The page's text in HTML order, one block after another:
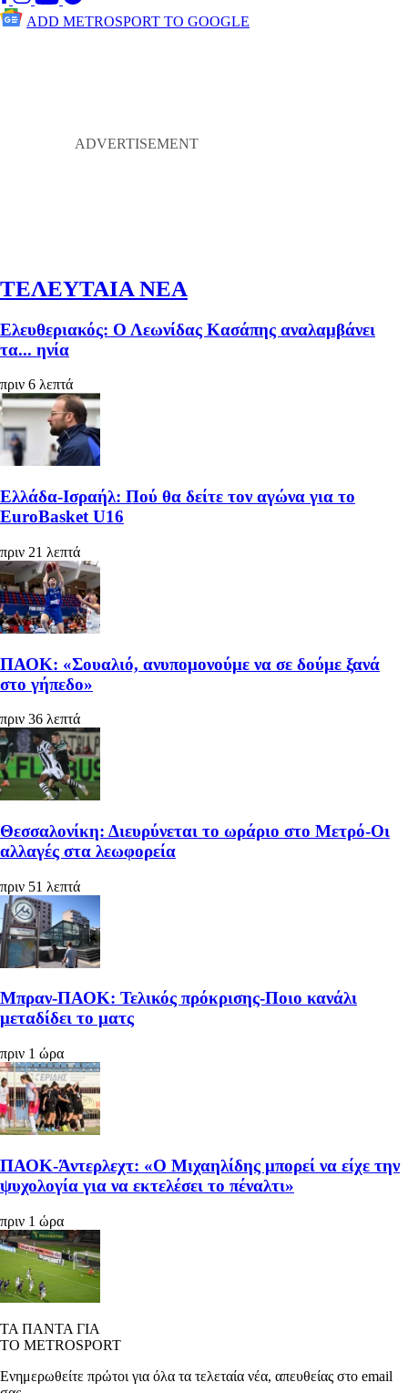
ADD METROSPORT TO GOOGLE
ΤΕΛΕΥΤΑΙΑ ΝΕΑ
Ελευθεριακός: Ο Λεωνίδας Κασάπης αναλαμβάνει
τα... ηνία
πριν 6 λεπτά
Ελλάδα-Ισραήλ: Πού θα δείτε τον αγώνα για το
EuroBasket U16
πριν 21 λεπτά
ΠΑΟΚ: «Σουαλιό, ανυπομονούμε να σε δούμε ξανά
στο γήπεδο»
πριν 36 λεπτά
Θεσσαλονίκη: Διευρύνεται το ωράριο στο Μετρό-Οι
αλλαγές στα λεωφορεία
πριν 51 λεπτά
Μπραν-ΠΑΟΚ: Τελικός πρόκρισης-Ποιο κανάλι
μεταδίδει το ματς
πριν 1 ώρα
ΠΑΟΚ-Άντερλεχτ: «Ο Μιχαηλίδης μπορεί να είχε την
ψυχολογία για να εκτελέσει το πέναλτι»
πριν 1 ώρα
ΤΑ ΠΑΝΤΑ ΓΙΑ
ΤΟ METROSPORT
Ενημερωθείτε πρώτοι για όλα τα τελεταία νέα, απευθείας στο email